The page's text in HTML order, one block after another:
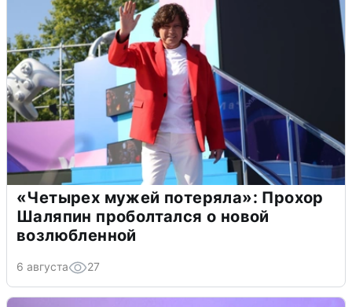
«Четырех мужей потеряла»: Прохор
Шаляпин проболтался о новой
возлюбленной
6 августа 27